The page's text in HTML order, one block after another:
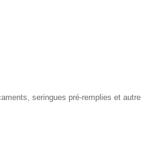
seringues pré-remplies et autre